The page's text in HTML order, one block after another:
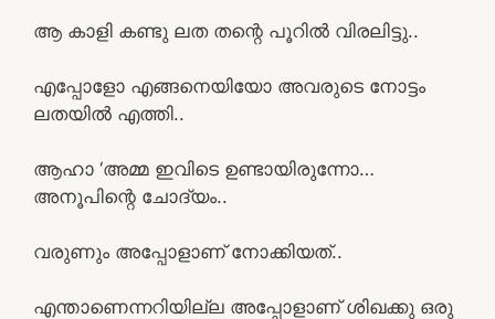
ആ കാളി കണ്ടു ലത തന്റെ പൂറിൽ വിരലിട്ടു..
എപ്പോളോ എങ്ങനെയിയോ അവരുടെ നോട്ടം
ലതയിൽ എത്തി..
ആഹാ ‘അമ്മ ഇവിടെ ഉണ്ടായിരുന്നോ…
അനൂപിന്റെ ചോദ്യം..
വരുണും അപ്പോളാണ് നോക്കിയത്..
എന്താണെന്നറിയില്ല അപ്പോളാണ് ശിഖക്കു ഒരു